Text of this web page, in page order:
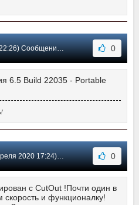
Сообщение #22 0
6.5 Build 22035 - Portable
2020 17:24) Сообщение #21 0
с CutOut !Почти один в
и функционалку!